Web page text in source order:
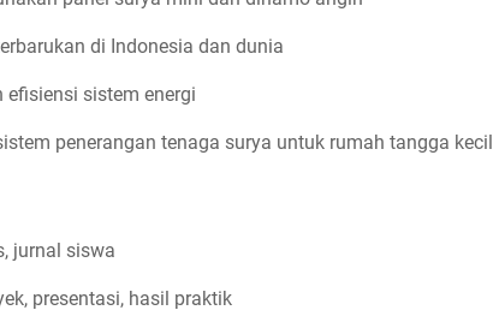
di Indonesia dan dunia
sistem energi
penerangan tenaga surya untuk rumah tangga kecil
jurnal siswa
presentasi, hasil praktik